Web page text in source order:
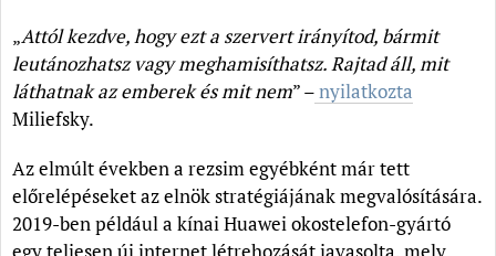
„Attól kezdve, hogy ezt a szervert irányítod, bármit
leutánozhatsz vagy meghamisíthatsz. Rajtad áll, mit
láthatnak az emberek és mit nem” –nyilatkozta
Miliefsky.
Az elmúlt években a rezsim egyébként már tett
előrelépéseket az elnök stratégiájának megvalósítására.
2019-ben például a kínai Huawei okostelefon-gyártó
egy teljesen új internet létrehozását javasolta, mely